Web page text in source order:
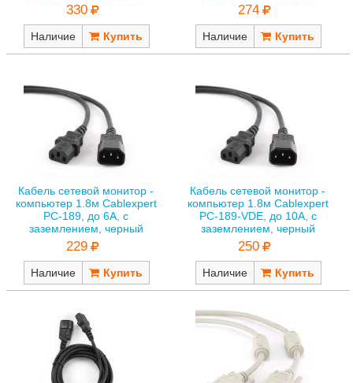
330
Наличие
274
Наличие
Кабель сетевой монитор -
компьютер 1.8м Cablexpert
PC-189, до 6A, с
заземлением, черный
229
Наличие
Кабель сетевой монитор -
компьютер 1.8м Cablexpert
PC-189-VDE, до 10A, с
заземлением, черный
250
Наличие